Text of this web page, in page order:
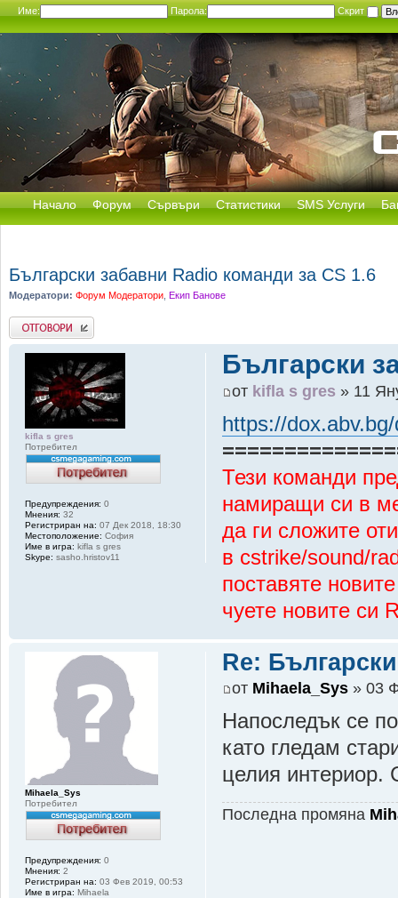
Име: Парола: Скрит
Начало Форум Сървъри Статистики SMS Услуги
Български забавни Radio команди за CS 1.6
Модератори: Форум Модератори Екип Банове
Добави отговор
Български
от kifla s gres » 11
https://
Тези команди
намиращи си в
да ги сложите
в cstrike/sound/
поставяте
чуете новите си
kifla s gres
Потребител
Предупреждения: 0
Мнения: 32
Регистриран на: 07 Дек 2018, 18:30
Местоположение: София
Име в игра: kifla s gres
Skype: sasho.hristov11
Re:
от Mihaela_Sys » 03
Напоследък се
като гледам
целия
Последна промяна
Mihaela_Sys
Потребител
Предупреждения: 0
Мнения: 2
Регистриран на: 03 Фев 2019, 00:53
Име в игра: Mihaela